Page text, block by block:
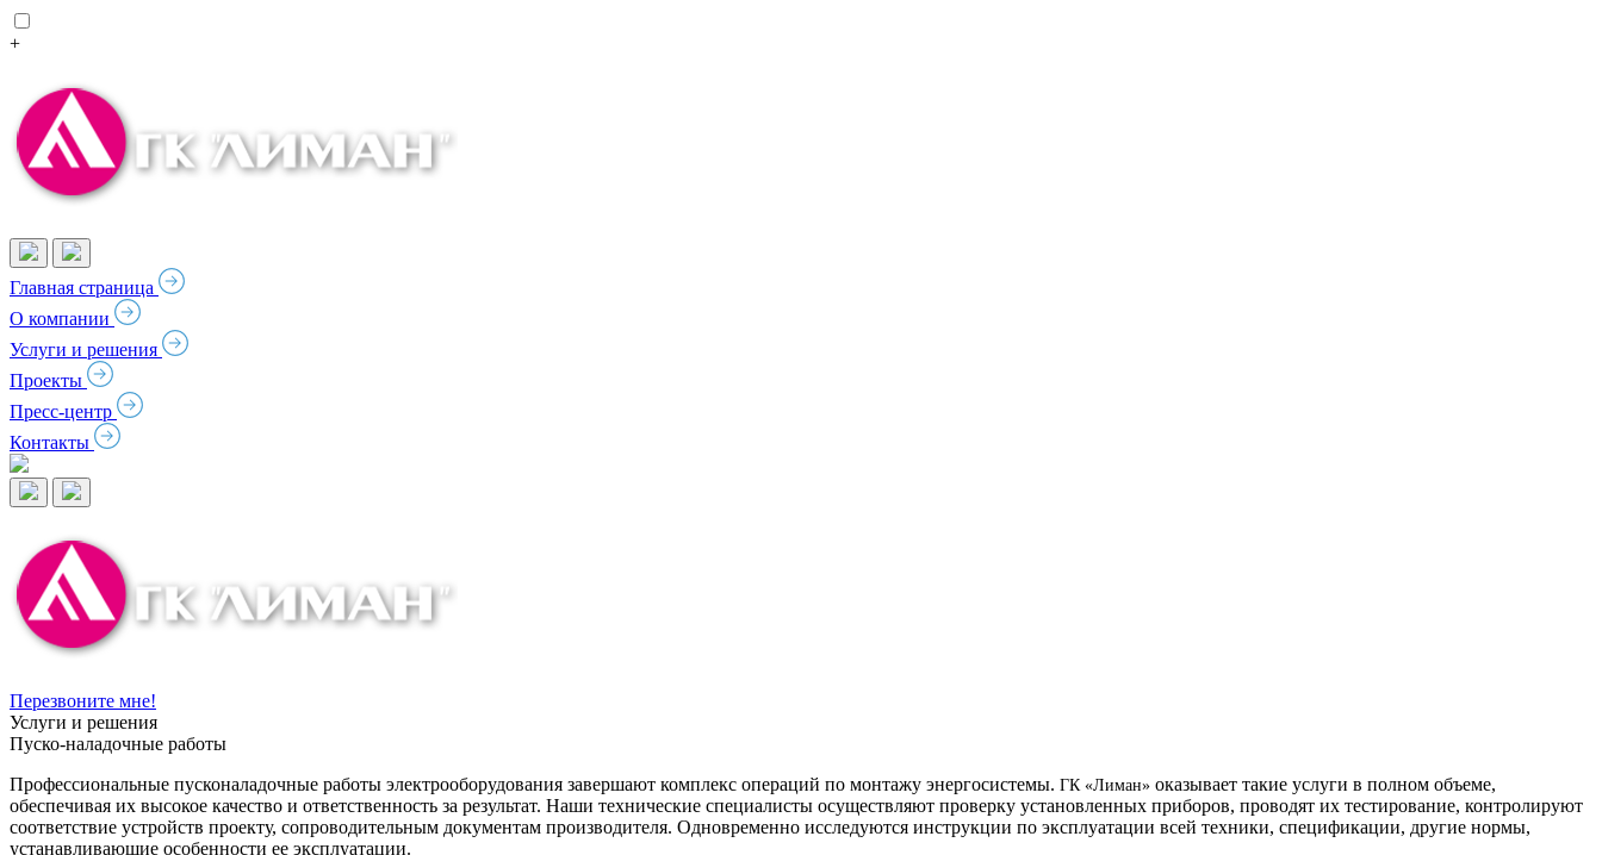
+
Главная страница
О компании
Услуги и решения
Проекты
Пресс-центр
Контакты
Перезвоните мне!
Услуги и решения
Пуско-наладочные работы
Профессиональные пусконаладочные работы электрооборудования завершают комплекс операций по монтажу энергосистемы. ГК «Лиман» оказывает такие услуги в полном объеме,
обеспечивая их высокое качество и ответственность за результат. Наши технические специалисты осуществляют проверку установленных приборов, проводят их тестирование, контролируют
соответствие устройств проекту, сопроводительным документам производителя. Одновременно исследуются инструкции по эксплуатации всей техники, спецификации, другие нормы,
устанавливающие особенности ее эксплуатации.